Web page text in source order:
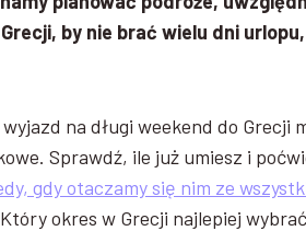
by nie brać wielu dni
na długi weekend do Grecji
Sprawdź, ile już umiesz i
gdy otaczamy się nim ze
okres w Grecji najlepiej